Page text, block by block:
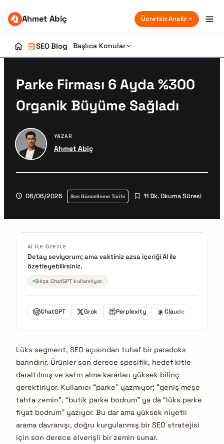
Ahmet Abiç Ücretsiz Analiz
SEO Blog Başlıca Konular
Parke Firması 6 Ayda %300
Organik Büyüme Sağladı
YAZAR
Ahmet Abiç
06/06/2026 Son Güncelleme Tarihi 11 Dk. Okuma Süresi
AI ILE ÖZETLE
Detay seviyorum; ama vaktiniz azsa içeriği AI ile
özetleyebilirsiniz.
Sıkça ChatGPT kullanılıyor.
ChatGPT Grok Perplexity Claude
Lüks segment, SEO açısından tuhaf bir paradoks
barındırır. Ürünler son derece spesifik, hedef kitle
daraltılmış ve satın alma kararları yüksek bilinç
gerektiriyor. Kullanıcı “parke” yazmıyor; “geniş meşe
tahta zemin”, “butik parke bodrum” ya da “lüks parke
fiyat bodrum” yazıyor. Bu dar ama yüksek niyetli
arama davranışı, doğru kurgulanmış bir SEO stratejisi
için son derece elverişli bir zemin sunar.